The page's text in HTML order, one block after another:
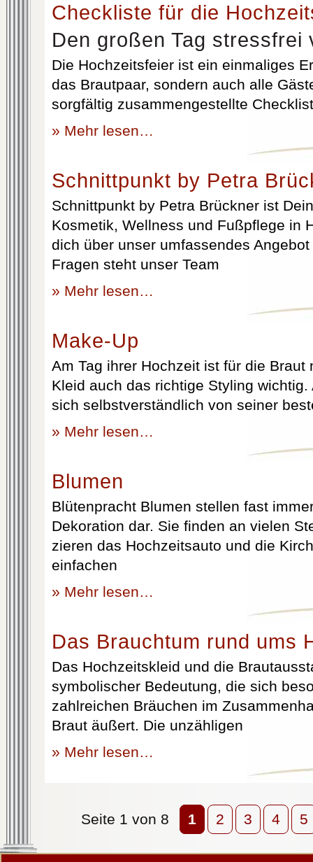
Checkliste für die
Den großen Tag stressfrei
Die Hochzeitsfeier ist ein einmaliges
das Brautpaar, sondern auch alle
sorgfältig zusammengestellte
» Mehr lesen…
Schnittpunkt by Petra
Schnittpunkt by Petra Brückner ist
Kosmetik, Wellness und Fußpflege in
dich über unser umfassendes
Fragen steht unser Team
» Mehr lesen…
Make-Up
Am Tag ihrer Hochzeit ist für die Braut
Kleid auch das richtige Styling
sich selbstverständlich von seiner
» Mehr lesen…
Blumen
Blütenpracht Blumen stellen fast
Dekoration dar. Sie finden an vielen
zieren das Hochzeitsauto und die
einfachen
» Mehr lesen…
Das Brauchtum rund ums
Das Hochzeitskleid und die
symbolischer Bedeutung, die sich
zahlreichen Bräuchen im
Braut äußert. Die unzähligen
» Mehr lesen…
Seite 1 von 8 1 2 3 4 5